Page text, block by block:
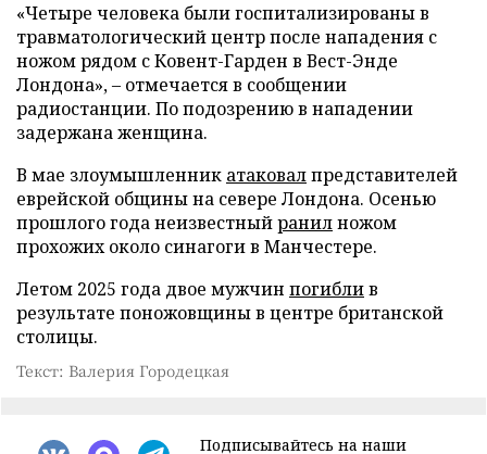
«Четыре человека были госпитализированы в
травматологический центр после нападения с
ножом рядом с Ковент-Гарден в Вест-Энде
Лондона», – отмечается в сообщении
радиостанции. По подозрению в нападении
задержана женщина.
В мае злоумышленник атаковалпредставителей
еврейской общины на севере Лондона. Осенью
прошлого года неизвестныйранилножом
прохожих около синагоги в Манчестере.
Летом 2025 года двое мужчин погиблив
результате поножовщины в центре британской
столицы.
Текст: Валерия Городецкая
Подписывайтесь на наши